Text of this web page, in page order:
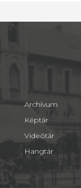
Archívum
Képtár
Videótár
Hangtár